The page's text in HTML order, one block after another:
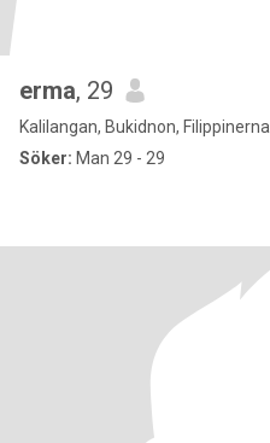
erma, 29
Kalilangan, Bukidnon, Filippinerna
Söker: Man 29 - 29